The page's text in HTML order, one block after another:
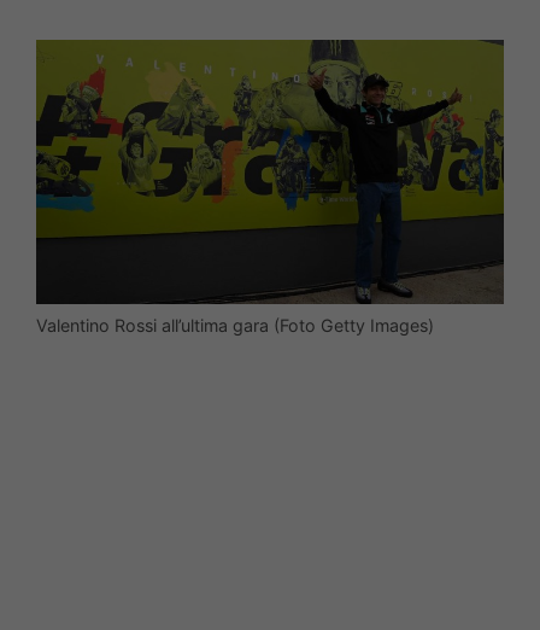
Valentino Rossi all’ultima gara (Foto Getty Images)